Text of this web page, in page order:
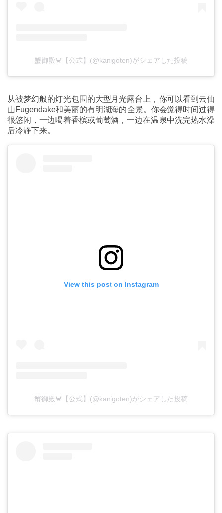
蟹御殿🦀【公式】(@kanigoten)がシェアした投稿
从被梦幻般的灯光包围的大型月光露台上，你可以看到云仙
山Fugendake和美丽的有明湖海的全景。你会觉得时间过得
很悠闲，一边喝着香槟或葡萄酒，一边在温泉中洗完热水澡
后冷静下来。
View this post on Instagram
蟹御殿🦀【公式】(@kanigoten)がシェアした投稿